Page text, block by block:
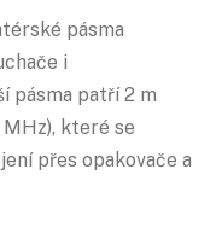
pásma
i
pásma patří 2 m
které se
přes opakovače a